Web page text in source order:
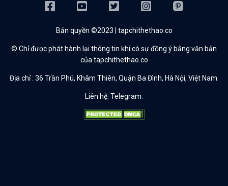
Bản quyền ©2023 | tapchithethao.co
© Chỉ được phát hành lại thông tin khi có sự đồng ý bằng văn bản
của tapchithethao.co
Địa chỉ : 36 Trần Phú, Khâm Thiên, Quận Ba Đình, Hà Nội, Việt Nam.
Liên hệ: Telegram: